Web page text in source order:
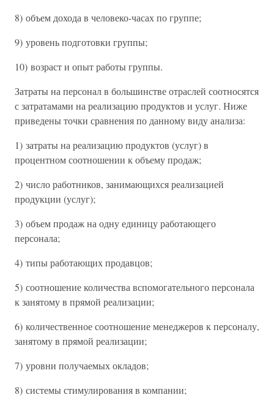
8) объем дохода в человеко-часах по группе;
9) уровень подготовки группы;
10) возраст и опыт работы группы.
Затраты на персонал в большинстве отраслей соотносятся
с затратамами на реализацию продуктов и услуг. Ниже
приведены точки сравнения по данному виду анализа:
1) затраты на реализацию продуктов (услуг) в
процентном соотношении к объему продаж;
2) число работников, занимающихся реализацией
продукции (услуг);
3) объем продаж на одну единицу работающего
персонала;
4) типы работающих продавцов;
5) соотношение количества вспомогательного персонала
к занятому в прямой реализации;
6) количественное соотношение менеджеров к персоналу,
занятому в прямой реализации;
7) уровни получаемых окладов;
8) системы стимулирования в компании;